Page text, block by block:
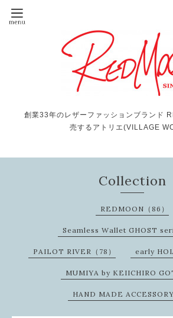
創業33年のレザーファッションブランド
売するアトリエ(VILLAGE
Collection
REDMOON（86）
Seamless Wallet GHOST
PAILOT RIVER（78） early
MUMIYA by KEIICHIRO
HAND MADE ACCESSORY